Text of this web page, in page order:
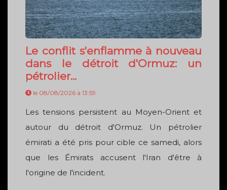
Le conflit s'enflamme à nouveau
dans le détroit d'Ormuz: un
pétrolier...
le 08/08/2026 à 13:59
Les tensions persistent au Moyen-Orient et
autour du détroit d'Ormuz. Un pétrolier
émirati a été pris pour cible ce samedi, alors
que les Émirats accusent l'Iran d'être à
l'origine de l'incident.